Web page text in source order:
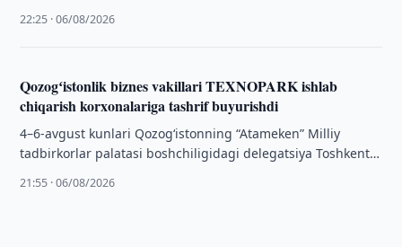
22:25 · 06/08/2026
Qozogʻistonlik biznes vakillari TEXNOPARK ishlab
chiqarish korxonalariga tashrif buyurishdi
4–6-avgust kunlari Qozogʻistonning “Atameken” Milliy
tadbirkorlar palatasi boshchiligidagi delegatsiya Toshkent
21:55 · 06/08/2026